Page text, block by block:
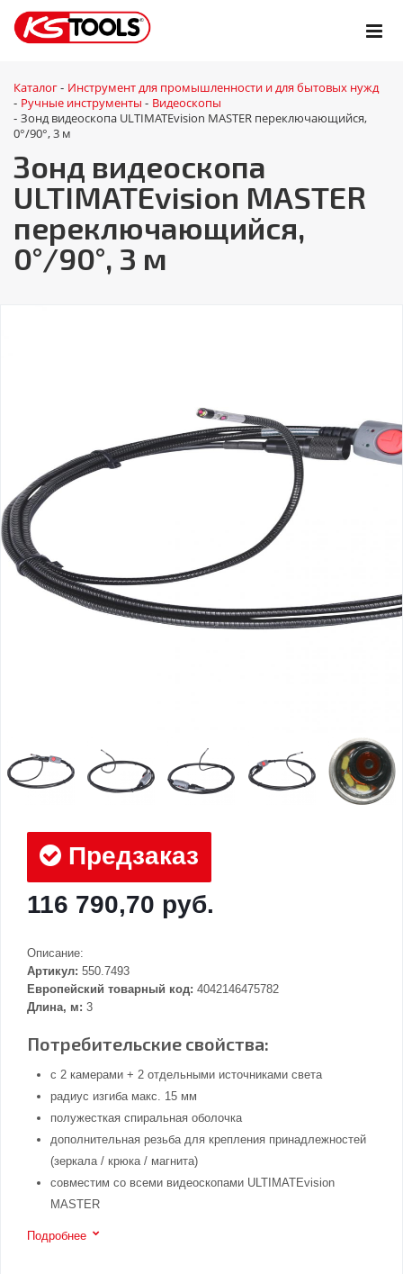
Каталог - Инструмент для промышленности и для бытовых нужд
- Ручные инструменты - Видеоскопы
- Зонд видеоскопа ULTIMATEvision MASTER переключающийся,
0°/90°, 3 м
Зонд видеоскопа
ULTIMATEvision MASTER
переключающийся,
0°/90°, 3 м
Предзаказ
116 790,70 руб.
Описание:
Артикул: 550.7493
Европейский товарный код: 4042146475782
Длина, м: 3
Потребительские свойства:
с 2 камерами + 2 отдельными источниками света
радиус изгиба макс. 15 мм
полужесткая спиральная оболочка
дополнительная резьба для крепления принадлежностей
(зеркала / крюка / магнита)
совместим со всеми видеоскопами ULTIMATEvision
MASTER
Подробнее